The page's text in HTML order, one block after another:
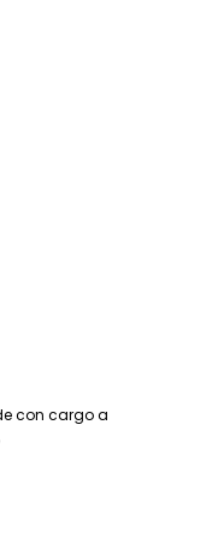
con cargo a